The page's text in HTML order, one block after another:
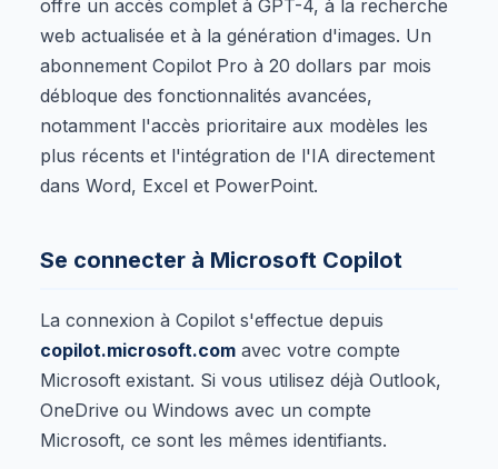
offre un accès complet à GPT-4, à la recherche
web actualisée et à la génération d'images. Un
abonnement Copilot Pro à 20 dollars par mois
débloque des fonctionnalités avancées,
notamment l'accès prioritaire aux modèles les
plus récents et l'intégration de l'IA directement
dans Word, Excel et PowerPoint.
Se connecter à Microsoft Copilot
La connexion à Copilot s'effectue depuis
copilot.microsoft.com avec votre compte
Microsoft existant. Si vous utilisez déjà Outlook,
OneDrive ou Windows avec un compte
Microsoft, ce sont les mêmes identifiants.